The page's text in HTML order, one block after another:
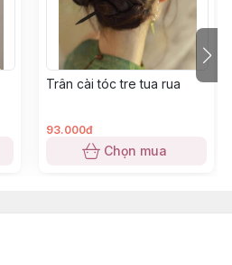
Trân cài tóc tre tua rua
93.000đ
Chọn mua